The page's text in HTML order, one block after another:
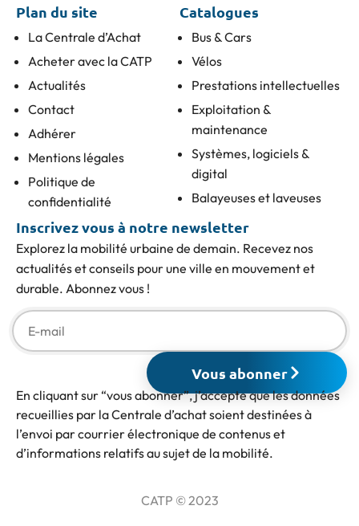
Plan du site
La Centrale d’Achat
Acheter avec la CATP
Actualités
Contact
Adhérer
Mentions légales
Politique de
confidentialité
Catalogues
Bus & Cars
Vélos
Prestations intellectuelles
Exploitation &
maintenance
Systèmes, logiciels &
digital
Balayeuses et laveuses
Inscrivez vous à notre newsletter
Explorez la mobilité urbaine de demain. Recevez nos
actualités et conseils pour une ville en mouvement et
durable. Abonnez vous !
Vous abonner
En cliquant sur “vous abonner”, j’accepte que les données
recueillies par la Centrale d’achat soient destinées à
l’envoi par courrier électronique de contenus et
d’informations relatifs au sujet de la mobilité.
CATP © 2023